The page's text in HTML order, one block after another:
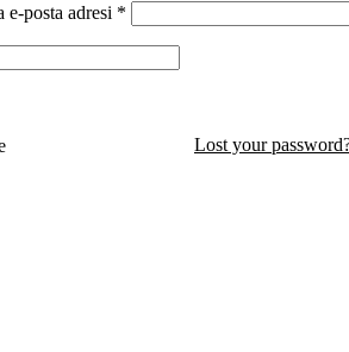
e-posta adresi *
Lost your